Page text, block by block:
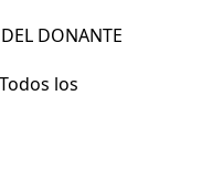
DONANTE
los